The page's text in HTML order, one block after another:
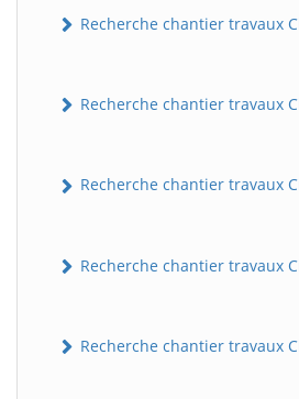
Recherche chantier travaux
Recherche chantier travaux
Recherche chantier travaux
Recherche chantier travaux
Recherche chantier travaux